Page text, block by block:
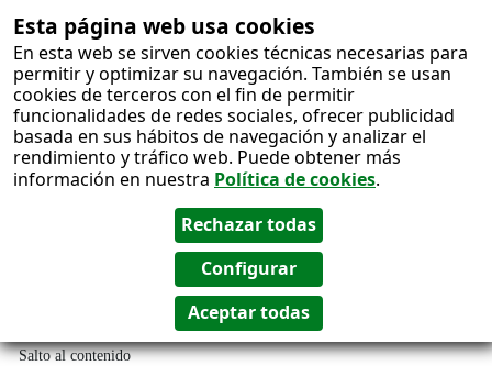
Esta página web usa cookies
En esta web se sirven cookies técnicas necesarias para
permitir y optimizar su navegación. También se usan
cookies de terceros con el fin de permitir
funcionalidades de redes sociales, ofrecer publicidad
basada en sus hábitos de navegación y analizar el
rendimiento y tráfico web. Puede obtener más
información en nuestra Política de cookies.
Salto al contenido